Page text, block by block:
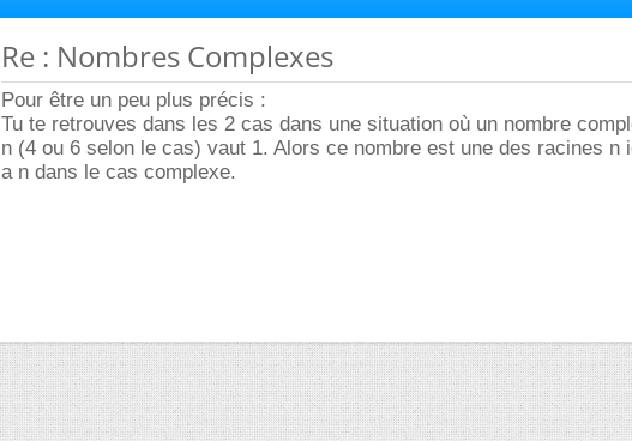
Re : Nombres Complexes
Pour être un peu plus précis :
Tu te retrouves dans les 2 cas dans une situation où un nombre
n (4 ou 6 selon le cas) vaut 1. Alors ce nombre est une des racines n
a n dans le cas complexe.